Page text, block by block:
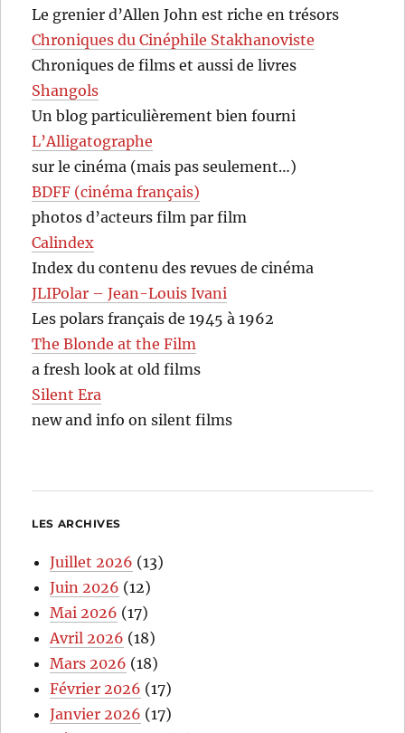
Le grenier d’Allen John est riche en trésors
Chroniques du Cinéphile Stakhanoviste
Chroniques de films et aussi de livres
Shangols
Un blog particulièrement bien fourni
L’Alligatographe
sur le cinéma (mais pas seulement…)
BDFF (cinéma français)
photos d’acteurs film par film
Calindex
Index du contenu des revues de cinéma
JLIPolar – Jean-Louis Ivani
Les polars français de 1945 à 1962
The Blonde at the Film
a fresh look at old films
Silent Era
new and info on silent films
LES ARCHIVES
Juillet 2026 (13)
Juin 2026 (12)
Mai 2026 (17)
Avril 2026 (18)
Mars 2026 (18)
Février 2026 (17)
Janvier 2026 (17)